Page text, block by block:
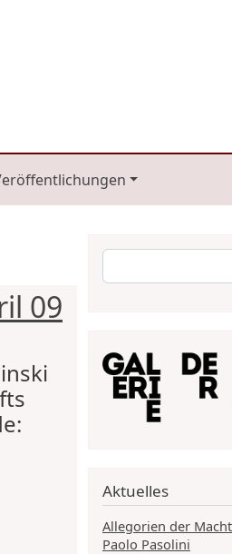
09
Suche
Aktuelles
Allegorien der
Paolo Pasolini